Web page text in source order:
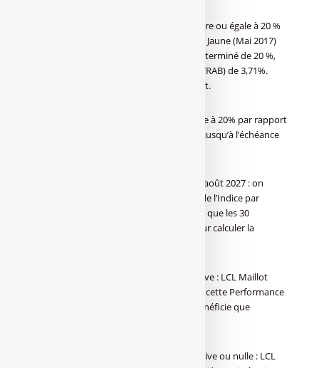
Si la performance de l’Indice est supérieure ou égale à 20 %
par rapport à sa Valeur Initiale, LCL Maillot Jaune (Mai 2017)
offre le Capital majoré d’un gain fixe prédéterminé de 20 %,
soit un Taux de Rendement Annuel Brut (TRAB) de 3,71%.
La formule s’arrête alors automatiquement.
Si la performance de l’Indice est inférieure à 20% par rapport
à sa Valeur Initiale , la formule se poursuit jusqu’à l’échéance
A 10 ans / A l’échéance de la formule, le 11 août 2027 : on
calcule les 40 performances trimestrielles de l’Indice par
rapport à sa Valeur Initiale et on ne retient que les 30
meilleures performances trimestrielles pour calculer la
Si cette Performance Moyenne est positive : LCL Maillot
Jaune (Mai 2017) offre le Capital majoré de cette Performance
Moyenne. Dans ce cas, l’investisseur ne bénéficie que
Si cette Performance Moyenne est négative ou nulle : LCL